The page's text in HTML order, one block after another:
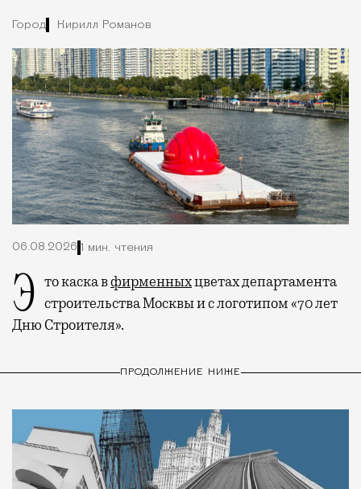
Город Кирилл Романов
06.08.2026 1 мин. чтения
Это каска вфирменныхцветах департамента
строительства Москвы и с логотипом «70 лет
Дню Строителя».
ПРОДОЛЖЕНИЕ НИЖЕ